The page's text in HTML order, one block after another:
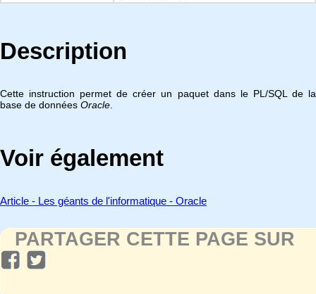
Description
Cette instruction permet de créer un paquet dans le PL/SQL de la
base de données Oracle
Voir également
Article - Les géants de l'informatique - Oracle
PARTAGER CETTE PAGE SUR